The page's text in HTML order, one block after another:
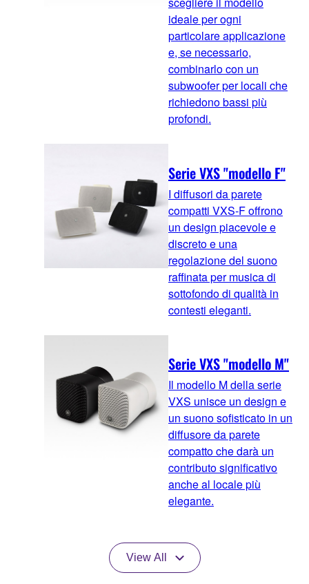
ideale per ogni
particolare applicazione
e, se necessario,
combinarlo con un
subwoofer per locali che
richiedono bassi più
profondi.
Serie VXS "modello F"
I diffusori da parete
compatti VXS-F offrono
un design piacevole e
discreto e una
regolazione del suono
raffinata per musica di
sottofondo di qualità in
contesti eleganti.
Serie VXS "modello M"
Il modello M della serie
VXS unisce un design e
un suono sofisticato in un
diffusore da parete
compatto che darà un
contributo significativo
anche al locale più
elegante.
View All